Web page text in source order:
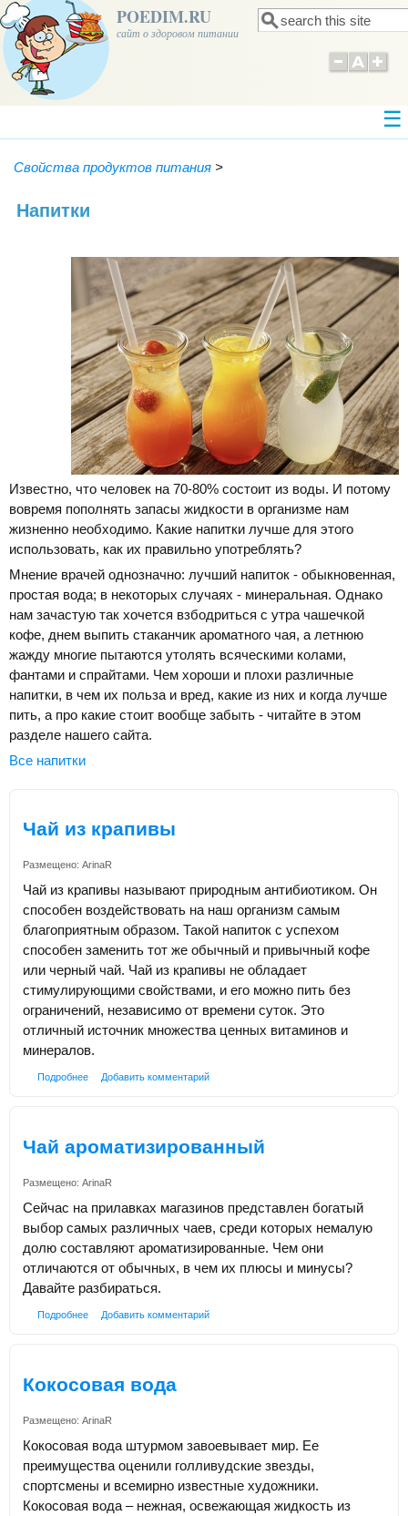
POEDIM.RU
сайт о здоровом питании Форма поиска
Поиск
Свойства продуктов питания >
Напитки
Известно, что человек на 70-80% состоит из воды. И потому
вовремя пополнять запасы жидкости в организме нам
жизненно необходимо. Какие напитки лучше для этого
использовать, как их правильно употреблять?
Мнение врачей однозначно: лучший напиток - обыкновенная,
простая вода; в некоторых случаях - минеральная. Однако
нам зачастую так хочется взбодриться с утра чашечкой
кофе, днем выпить стаканчик ароматного чая, а летнюю
жажду многие пытаются утолять всяческими колами,
фантами и спрайтами. Чем хороши и плохи различные
напитки, в чем их польза и вред, какие из них и когда лучше
пить, а про какие стоит вообще забыть - читайте в этом
разделе нашего сайта.
Все напитки
Чай из крапивы
Размещено: ArinaR
Чай из крапивы называют природным антибиотиком. Он
способен воздействовать на наш организм самым
благоприятным образом. Такой напиток с успехом
способен заменить тот же обычный и привычный кофе
или черный чай. Чай из крапивы не обладает
стимулирующими свойствами, и его можно пить без
ограничений, независимо от времени суток. Это
отличный источник множества ценных витаминов и
минералов.
Подробнее Добавить комментарий
Чай ароматизированный
Размещено: ArinaR
Сейчас на прилавках магазинов представлен богатый
выбор самых различных чаев, среди которых немалую
долю составляют ароматизированные. Чем они
отличаются от обычных, в чем их плюсы и минусы?
Давайте разбираться.
Подробнее Добавить комментарий
Кокосовая вода
Размещено: ArinaR
Кокосовая вода штурмом завоевывает мир. Ее
преимущества оценили голливудские звезды,
спортсмены и всемирно известные художники.
Кокосовая вода – нежная, освежающая жидкость из